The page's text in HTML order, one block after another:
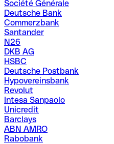
Société Générale
Deutsche Bank
Commerzbank
Santander
N26
DKB AG
HSBC
Deutsche Postbank
Hypovereinsbank
Revolut
Intesa Sanpaolo
Unicredit
Barclays
ABN AMRO
Rabobank